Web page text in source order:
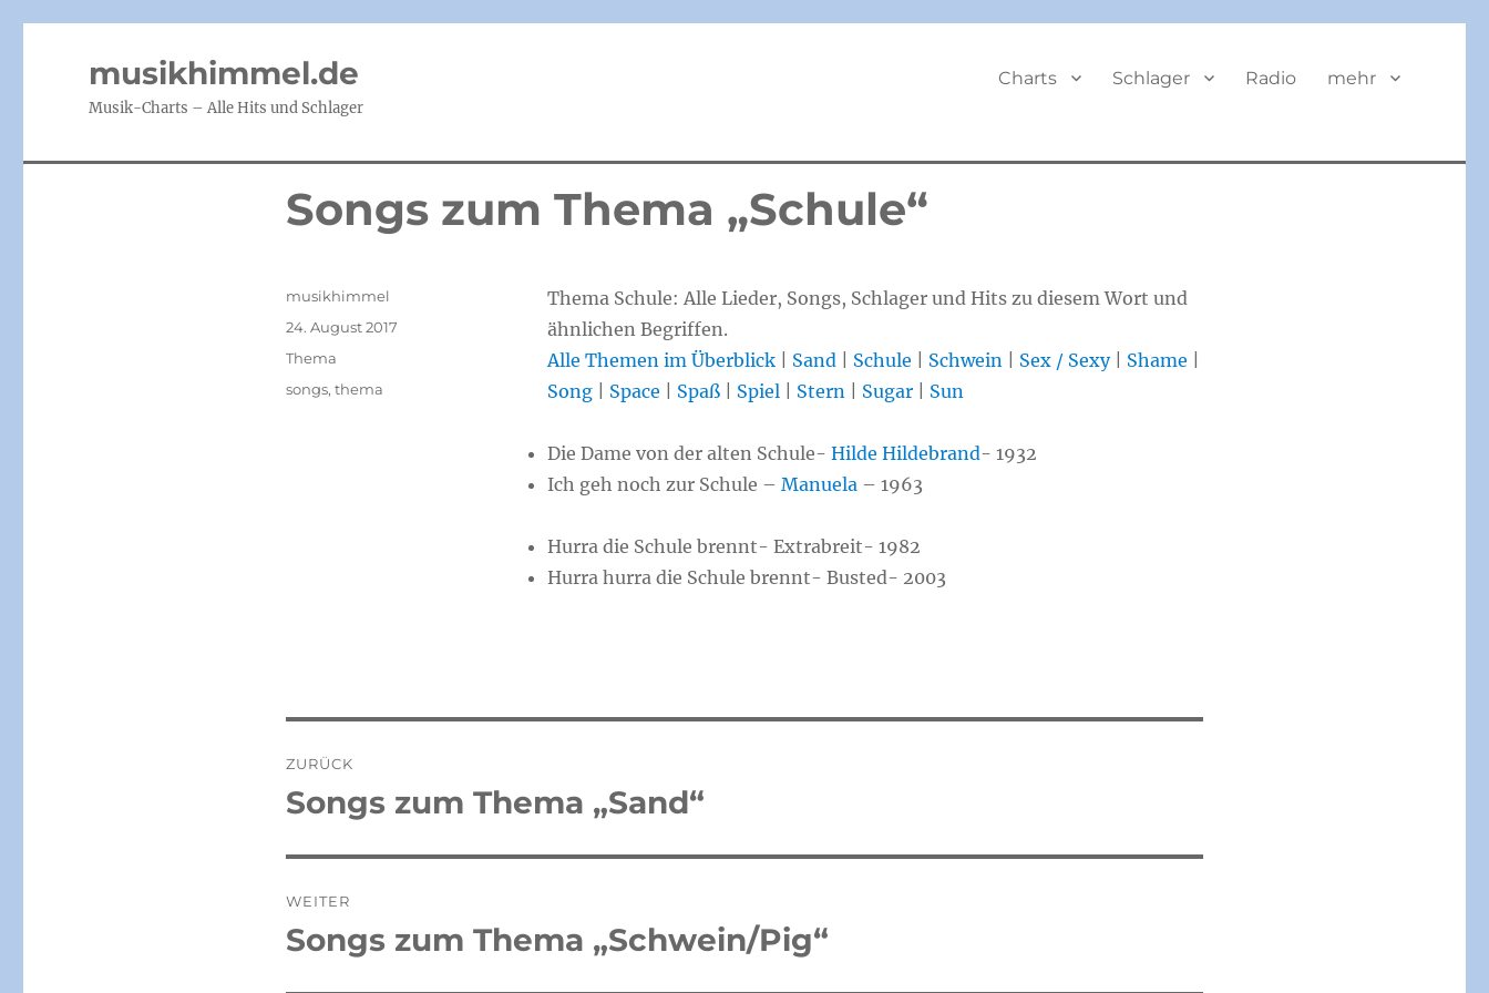
musikhimmel.de
Musik-Charts – Alle Hits und Schlager
Charts Schlager Radio mehr
Songs zum Thema „Schule“
Thema Schule: Alle Lieder, Songs, Schlager und Hits zu diesem Wort und
ähnlichen Begriffen.
Alle Themen im Überblick
Sand Schule Schwein Sex / Sexy| Shame
Song
Space Spaß Spiel Stern Sugar Sun
Die Dame von der alten Schule-Hilde Hildebrand- 1932
Ich geh noch zur Schule –Manuela – 1963
Hurra die Schule brennt- Extrabreit- 1982
Hurra hurra die Schule brennt- Busted- 2003
Autor
musikhimmel
Veröffentlicht
am
24. August 2017
Kategorien
Thema
Schlagwörter
songs, thema
ZURÜCK
Vorheriger
Songs zum Thema „Sand“
WEITER
Nächster
Songs zum Thema „Schwein/Pig“